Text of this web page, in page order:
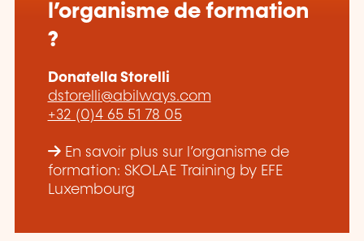
l’organisme de formation
?
Donatella Storelli
dstorelli@abilways.com
+32 (0)4 65 51 78 05
En savoir plus sur l’organisme de
formation: SKOLAE Training by EFE
Luxembourg